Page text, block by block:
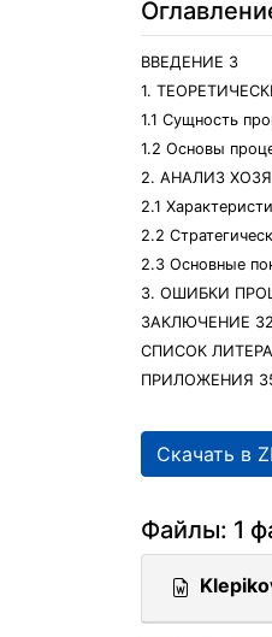
ВВЕДЕНИЕ 3
1.
1.1 Сущность
1.2 Основы
2. АНАЛИЗ
2.1
2.2
2.3 Основные
3. ОШИБКИ
ЗАКЛЮЧЕНИЕ 32
СПИСОК
ПРИЛОЖЕНИЯ
Скачать в
Файлы: 1